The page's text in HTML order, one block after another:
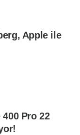
Apple ile
400 Pro 22